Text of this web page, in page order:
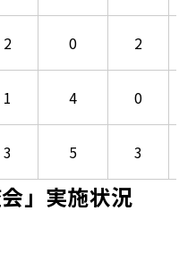
2 0 2
1 4 0
3 5 3
」実施状況